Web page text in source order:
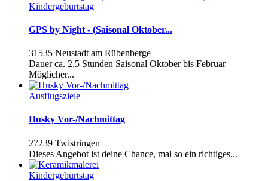
Kindergeburtstag
GPS by Night - (Saisonal Oktober...
31535 Neustadt am Rübenberge
Dauer ca. 2,5 Stunden Saisonal Oktober bis Februar
Möglicher...
Ausflugsziele
Husky Vor-/Nachmittag
27239 Twistringen
Dieses Angebot ist deine Chance, mal so ein richtiges...
Kindergeburtstag